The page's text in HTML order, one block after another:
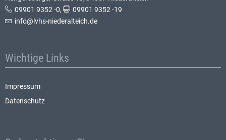
09901 9352 -0,
09901 9352 -19
info@lvhs-niederalteich.de
Wichtige Links
Impressum
Datenschutz